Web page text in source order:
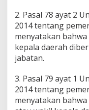
2. Pasal 78 ayat 2
2014 tentang
menyatakan
kepala daerah
jabatan.
3. Pasal 79 ayat 1
2014 tentang
menyatakan